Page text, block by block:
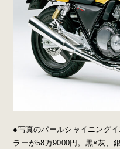
●写真のパールシャイニング
ラーが58万9000円。黒×灰、